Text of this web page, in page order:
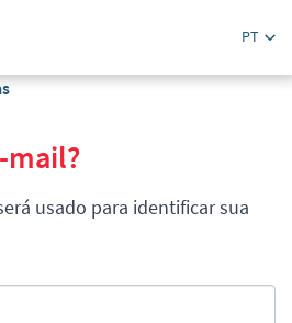
PT
mail?
usado para identificar sua